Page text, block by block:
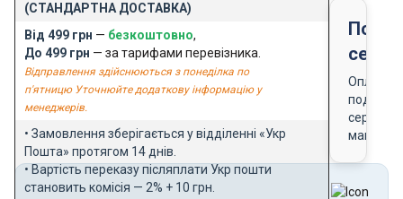
(СТАНДАРТНА ДОСТАВКА)
Від 499 грн — безкоштовно,
До 499 грн — за тарифами перевізника.
Відправлення здійснюються з понеділка по
п'ятницю Уточнюйте додаткову інформацію у
менеджерів.
• Замовлення зберігається у відділенні «Укр
Пошта» протягом 14 днів.
• Вартість переказу післяплати Укр пошти
становить комісія — 2% + 10 грн.
Оплата
магазину